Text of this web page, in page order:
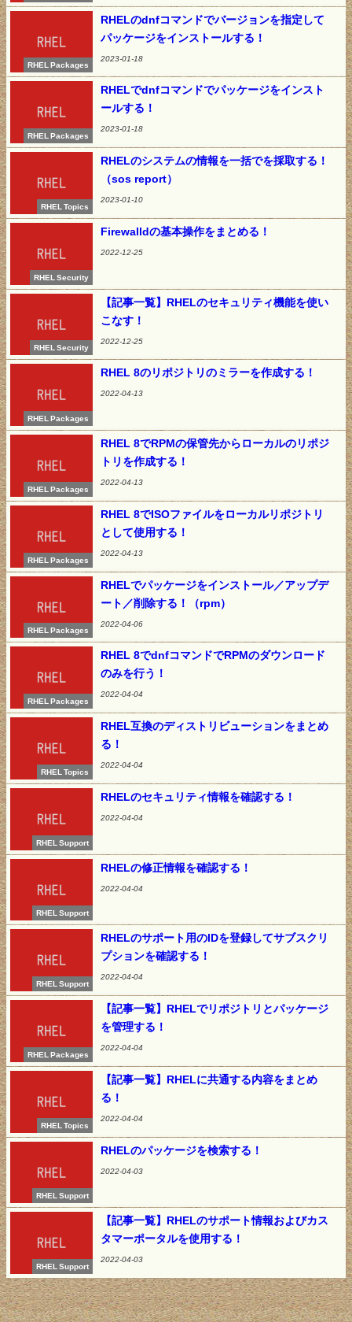
RHEL Packages
RHELのdnfコマンドでバージョンを指定して
パッケージをインストールする！
2023-01-18
RHEL Packages
RHELでdnfコマンドでパッケージをインスト
ールする！
2023-01-18
RHEL Topics
RHELのシステムの情報を一括でを採取する！
（sos report）
2023-01-10
RHEL Security
Firewalldの基本操作をまとめる！
2022-12-25
RHEL Security
【記事一覧】RHELのセキュリティ機能を使い
こなす！
2022-12-25
RHEL Packages
RHEL 8のリポジトリのミラーを作成する！
2022-04-13
RHEL Packages
RHEL 8でRPMの保管先からローカルのリポジ
トリを作成する！
2022-04-13
RHEL Packages
RHEL 8でISOファイルをローカルリポジトリ
として使用する！
2022-04-13
RHEL Packages
RHELでパッケージをインストール／アップデ
ート／削除する！（rpm）
2022-04-06
RHEL Packages
RHEL 8でdnfコマンドでRPMのダウンロード
のみを行う！
2022-04-04
RHEL Topics
RHEL互換のディストリビューションをまとめ
る！
2022-04-04
RHEL Support
RHELのセキュリティ情報を確認する！
2022-04-04
RHEL Support
RHELの修正情報を確認する！
2022-04-04
RHEL Support
RHELのサポート用のIDを登録してサブスクリ
プションを確認する！
2022-04-04
RHEL Packages
【記事一覧】RHELでリポジトリとパッケージ
を管理する！
2022-04-04
RHEL Topics
【記事一覧】RHELに共通する内容をまとめ
る！
2022-04-04
RHEL Support
RHELのパッケージを検索する！
2022-04-03
RHEL Support
【記事一覧】RHELのサポート情報およびカス
タマーポータルを使用する！
2022-04-03